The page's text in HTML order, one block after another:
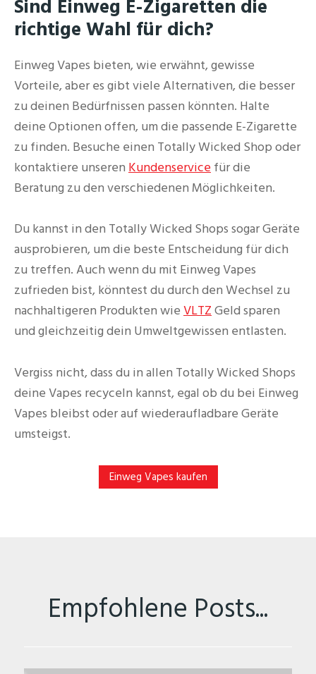
Sind Einweg E-Zigaretten die
richtige Wahl für dich?
Einweg Vapes bieten, wie erwähnt, gewisse
Vorteile, aber es gibt viele Alternativen, die besser
zu deinen Bedürfnissen passen könnten. Halte
deine Optionen offen, um die passende E-Zigarette
zu finden. Besuche einen Totally Wicked Shop oder
kontaktiere unseren Kundenservice für die
Beratung zu den verschiedenen Möglichkeiten.
Du kannst in den Totally Wicked Shops sogar Geräte
ausprobieren, um die beste Entscheidung für dich
zu treffen. Auch wenn du mit Einweg Vapes
zufrieden bist, könntest du durch den Wechsel zu
nachhaltigeren Produkten wie VLTZGeld sparen
und gleichzeitig dein Umweltgewissen entlasten.
Vergiss nicht, dass du in allen Totally Wicked Shops
deine Vapes recyceln kannst, egal ob du bei Einweg
Vapes bleibst oder auf wiederaufladbare Geräte
umsteigst.
Einweg Vapes kaufen
Empfohlene Posts...